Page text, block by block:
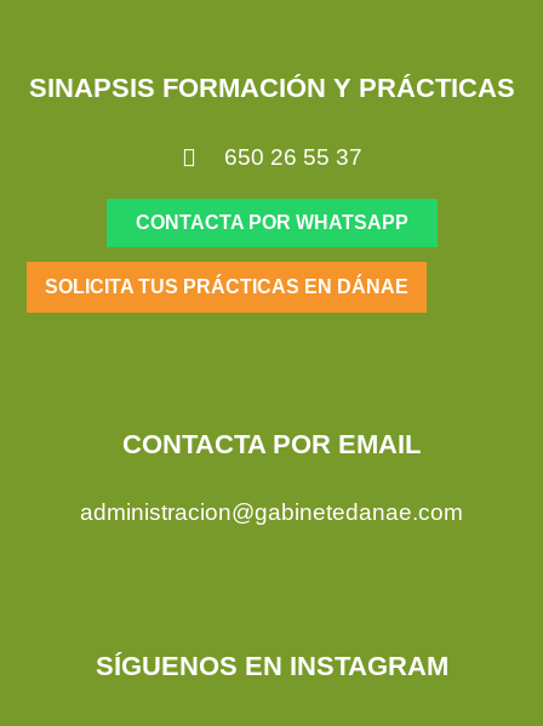
SINAPSIS FORMACIÓN Y PRÁCTICAS
650 26 55 37
CONTACTA POR WHATSAPP
SOLICITA TUS PRÁCTICAS EN DÁNAE
CONTACTA POR EMAIL
administracion@gabinetedanae.com
SÍGUENOS EN INSTAGRAM